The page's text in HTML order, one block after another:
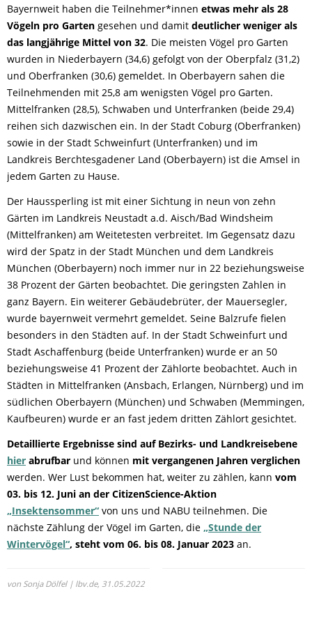
Bayernweit haben die Teilnehmer*innen etwas mehr als 28
Vögeln pro Garten gesehen und damit deutlicher weniger als
das langjährige Mittel von 32. Die meisten Vögel pro Garten
wurden in Niederbayern (34,6) gefolgt von der Oberpfalz (31,2)
und Oberfranken (30,6) gemeldet. In Oberbayern sahen die
Teilnehmenden mit 25,8 am wenigsten Vögel pro Garten.
Mittelfranken (28,5), Schwaben und Unterfranken (beide 29,4)
reihen sich dazwischen ein. In der Stadt Coburg (Oberfranken)
sowie in der Stadt Schweinfurt (Unterfranken) und im
Landkreis Berchtesgadener Land (Oberbayern) ist die Amsel in
jedem Garten zu Hause.
Der Haussperling ist mit einer Sichtung in neun von zehn
Gärten im Landkreis Neustadt a.d. Aisch/Bad Windsheim
(Mittelfranken) am Weitetesten verbreitet. Im Gegensatz dazu
wird der Spatz in der Stadt München und dem Landkreis
München (Oberbayern) noch immer nur in 22 beziehungsweise
38 Prozent der Gärten beobachtet. Die geringsten Zahlen in
ganz Bayern. Ein weiterer Gebäudebrüter, der Mauersegler,
wurde bayernweit vermehrt gemeldet. Seine Balzrufe fielen
besonders in den Städten auf. In der Stadt Schweinfurt und
Stadt Aschaffenburg (beide Unterfranken) wurde er an 50
beziehungsweise 41 Prozent der Zählorte beobachtet. Auch in
Städten in Mittelfranken (Ansbach, Erlangen, Nürnberg) und im
südlichen Oberbayern (München) und Schwaben (Memmingen,
Kaufbeuren) wurde er an fast jedem dritten Zählort gesichtet.
Detaillierte Ergebnisse sind auf Bezirks- und Landkreisebene
hier abrufbar und können mit vergangenen Jahren verglichen
werden. Wer Lust bekommen hat, weiter zu zählen, kann vom
03. bis 12. Juni an der CitizenScience-Aktion
„Insektensommer“ von uns und NABU teilnehmen. Die
nächste Zählung der Vögel im Garten, die „Stunde der
Wintervögel“, steht vom 06. bis 08. Januar 2023 an.
von Sonja Dölfel | lbv.de, 31.05.2022